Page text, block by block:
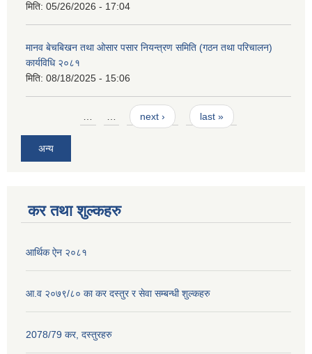
मिति: 05/26/2026 - 17:04
मानव बेचबिखन तथा ओसार पसार नियन्त्रण समिति (गठन तथा परिचालन)
कार्यविधि २०८१
मिति: 08/18/2025 - 15:06
next › last »
अन्य
कर तथा शुल्कहरु
आर्थिक ऐन २०८१
आ.व २०७९/८० का कर दस्तुर र सेवा सम्बन्धी शुल्कहरु
2078/79 कर, दस्तुरहरु